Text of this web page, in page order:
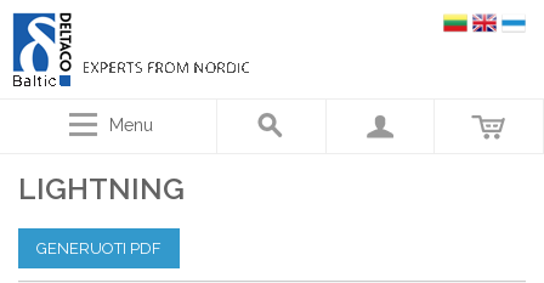
Menu
LIGHTNING
GENERUOTI PDF